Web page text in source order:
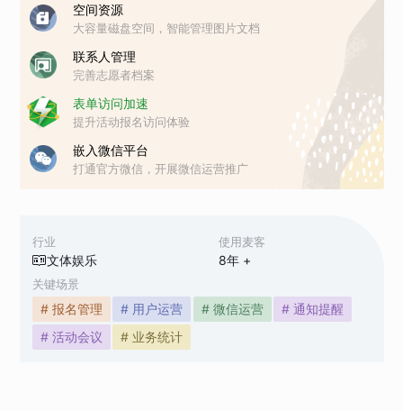
行业
文体娱乐
使用麦客
8年 +
关键场景
# 报名管理 # 用户运营 # 微信运营
# 通知提醒
# 活动会议
# 业务统计
空间资源
大容量磁盘空间，智能管理图片文档
联系人管理
完善志愿者档案
表单访问加速
提升活动报名访问体验
嵌入微信平台
打通官方微信，开展微信运营推广